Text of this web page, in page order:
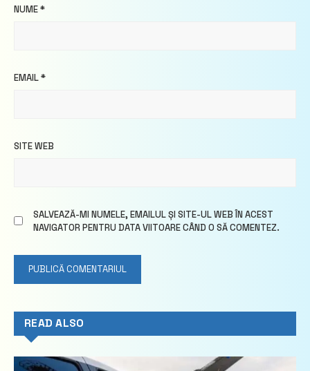
NUME*
EMAIL*
SITE WEB
SALVEAZĂ-MI NUMELE, EMAILUL ȘI SITE-UL WEB ÎN ACEST
NAVIGATOR PENTRU DATA VIITOARE CÂND O SĂ COMENTEZ.
READ ALSO